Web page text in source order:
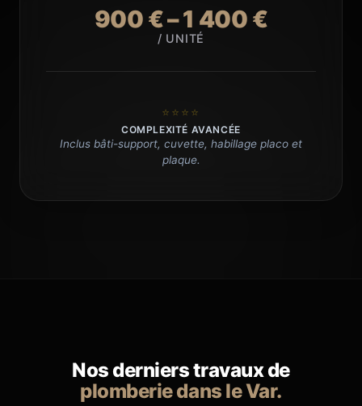
900 € – 1 400 €
/ UNITÉ
⭐⭐⭐⭐
COMPLEXITÉ AVANCÉE
Inclus bâti-support, cuvette, habillage placo et
plaque.
Nos derniers travaux de
plomberie dans le Var.